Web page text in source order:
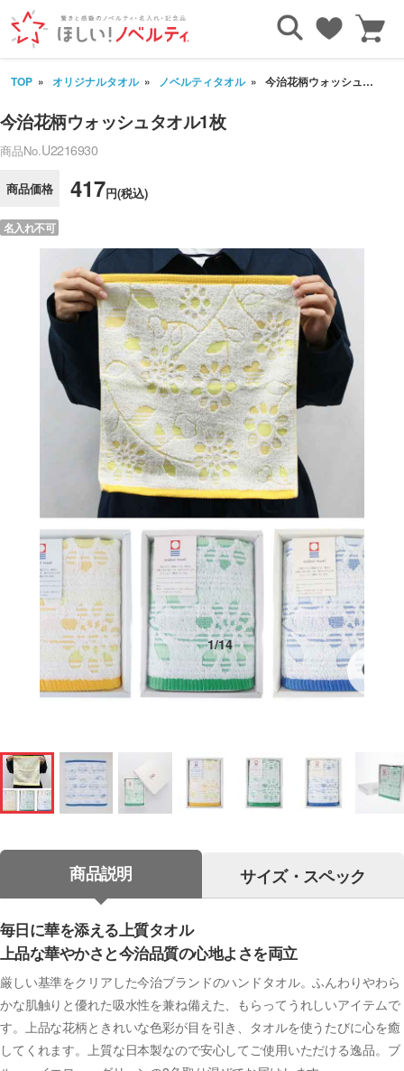
TOP オリジナルタオル ノベルティタオル 今治花柄ウォッシュタオル1枚
今治花柄ウォッシュタオル1枚
商品No.U2216930
商品価格 417円(税込)
名入れ不可
1/14
商品説明 サイズ・スペック
毎日に華を添える上質タオル
上品な華やかさと今治品質の心地よさを両立
厳しい基準をクリアした今治ブランドのハンドタオル。ふんわりやわら
かな肌触りと優れた吸水性を兼ね備えた、もらってうれしいアイテムで
す。上品な花柄ときれいな色彩が目を引き、タオルを使うたびに心を癒
してくれます。上質な日本製なので安心してご使用いただける逸品。ブ